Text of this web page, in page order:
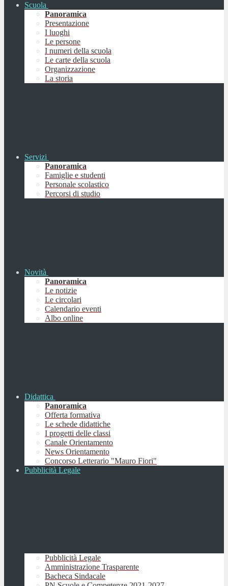
Scuola
Panoramica
Presentazione
I luoghi
Le persone
I numeri della scuola
Le carte della scuola
Organizzazione
La storia
Servizi
Panoramica
Famiglie e studenti
Personale scolastico
Percorsi di studio
Novità
Panoramica
Le notizie
Le circolari
Calendario eventi
Albo online
Didattica
Panoramica
Offerta formativa
Le schede didattiche
I progetti delle classi
Canale Orientamento
News Orientamento
Concorso Letterario "Mauro Fiori"
Pubblicità Legale
Pubblicità Legale
Amministrazione Trasparente
Bacheca Sindacale